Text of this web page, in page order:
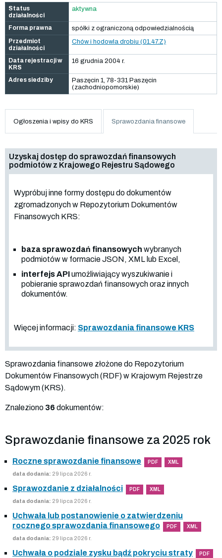
Status
działalności
aktywna
Forma prawna
spółki z ograniczoną odpowiedzialnością
Przedmiot
działalności
Chów i hodowla drobiu (01.47.Z)
Data rejestracji w
KRS
16 grudnia 2004 r.
Adres siedziby
Paszęcin 1, 78-331 Paszęcin
(zachodniopomorskie)
Ogłoszenia i wpisy do KRS Sprawozdania finansowe
Uzyskaj dostęp do sprawozdań finansowych
podmiotów z Krajowego Rejestru Sądowego
Wypróbuj inne formy dostępu do dokumentów
zgromadzonych w Repozytorium Dokumentów
Finansowych KRS:
baza sprawozdań finansowych wybranych
podmiotów w formacie JSON, XML lub Excel,
interfejs APIumożliwiający wyszukiwanie i
pobieranie sprawozdań finansowych oraz innych
dokumentów.
Więcej informacji: Sprawozdania finansowe KRS
Sprawozdania finansowe złożone do Repozytorium
Dokumentów Finansowych (RDF) w Krajowym Rejestrze
Sądowym (KRS).
Znaleziono 36 dokumentów:
Sprawozdanie finansowe za 2025 rok
Roczne sprawozdanie finansowe PDF XML
data dodania: 29 lipca 2026 r.
Sprawozdanie z działalności PDF XML
data dodania: 29 lipca 2026 r.
Uchwała lub postanowienie o zatwierdzeniu
rocznego sprawozdania finansowego
PDF XML
data dodania: 29 lipca 2026 r.
Uchwała o podziale zysku bądź pokryciu straty PDF